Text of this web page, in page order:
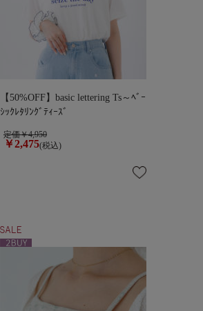
【50%OFF】basic lettering Ts～ﾍﾞｰ
ｼｯｸﾚﾀﾘﾝｸﾞﾃｨｰｽﾞ
定価￥4,950
￥2,475(税込)